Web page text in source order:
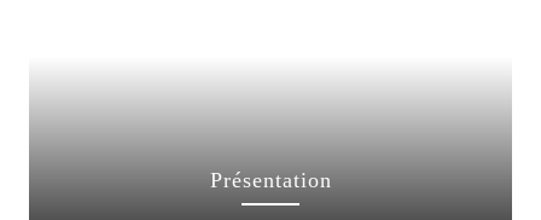
Présentation